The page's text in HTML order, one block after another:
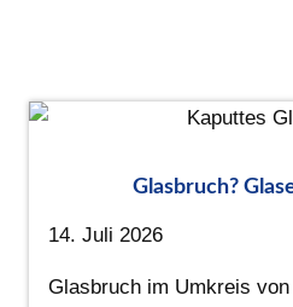
Glasbruch?
14. Juli 2026
Glasbruch im Umkreis